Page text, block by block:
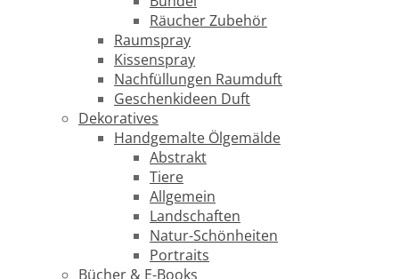
Räucher Zubehör
Raumspray
Kissenspray
Nachfüllungen Raumduft
Geschenkideen Duft
Dekoratives
Handgemalte Ölgemälde
Abstrakt
Tiere
Allgemein
Landschaften
Natur-Schönheiten
Portraits
Bücher & E-Books